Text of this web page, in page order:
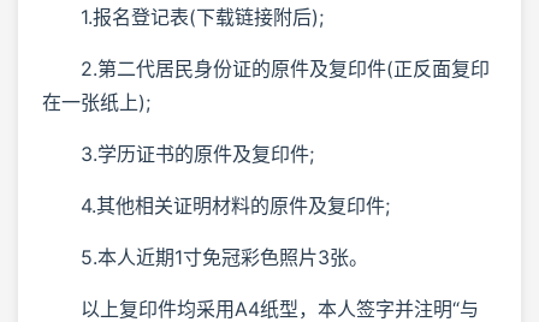
1.报名登记表(下载链接附后);
2.第二代居民身份证的原件及复印件(正反面复印
在一张纸上);
3.学历证书的原件及复印件;
4.其他相关证明材料的原件及复印件;
5.本人近期1寸免冠彩色照片3张。
以上复印件均采用A4纸型，本人签字并注明“与